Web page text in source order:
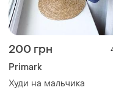
200 грн
Primark
Худи на мальчика